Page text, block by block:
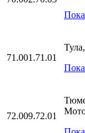
71.001.71.01
72.009.72.01